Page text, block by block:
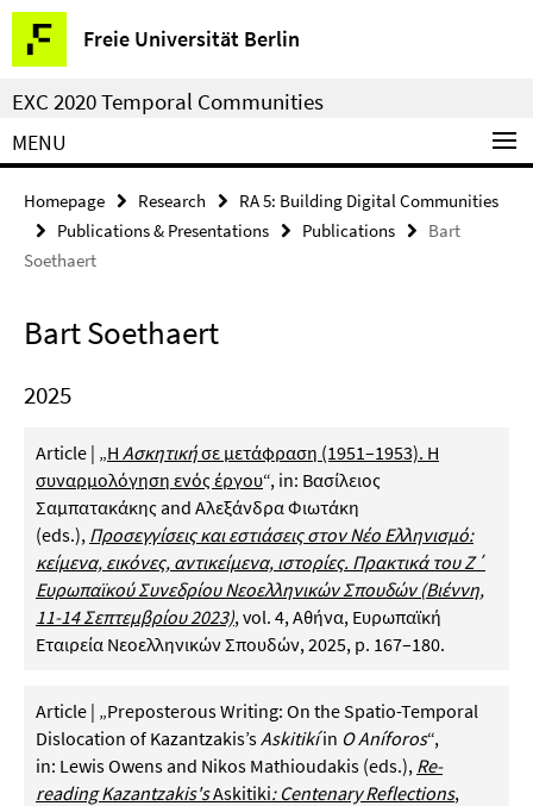
Springe
direkt
zu
Inhalt
Freie Universität Berlin
Service
Navigation
EXC 2020 Temporal Communities
MENU
Homepage Research
RA 5: Building Digital Communities
Publications & Presentations
Publications
Bart
Soethaert
Bart Soethaert
2025
Article | „Η Ασκητικήσε μετάφραση (1951–1953). Η
συναρμολόγηση ενός έργου“, in: Βασίλειος
Σαμπατακάκης and Αλεξάνδρα Φιωτάκη
(eds.), Προσεγγίσεις και εστιάσεις στον Νέο Ελληνισμό:
κείμενα, εικόνες, αντικείμενα, ιστορίες. Πρακτικά του Ζ΄
Ευρωπαϊκού Συνεδρίου Νεοελληνικών Σπουδών (Βιέννη,
11-14 Σεπτεμβρίου 2023), vol. 4, Αθήνα, Ευρωπαϊκή
Εταιρεία Νεοελληνικών Σπουδών, 2025, p. 167–180.
Article | „Preposterous Writing: On the Spatio-Temporal
Dislocation of Kazantzakis’sAskitikíin O Aníforos“,
in: Lewis Owens and Nikos Mathioudakis (eds.), Re-
reading Kazantzakis'sAskitiki: Centenary Reflections,